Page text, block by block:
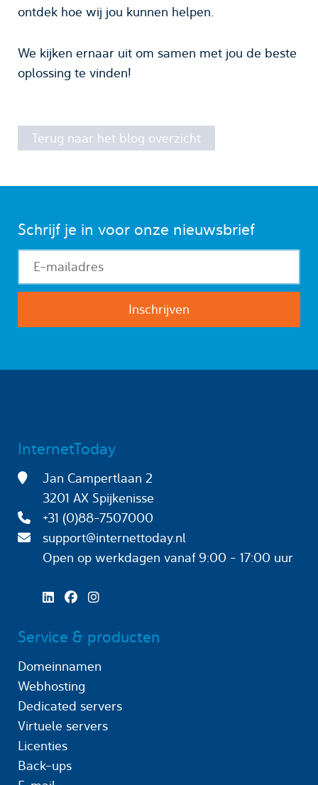
ontdek hoe wij jou kunnen helpen.
We kijken ernaar uit om samen met jou de beste
oplossing te vinden!
Terug naar het blog overzicht
Schrijf je in voor onze nieuwsbrief
InternetToday
Jan Campertlaan 2
3201 AX Spijkenisse
+31 (0)88-7507000
support@internettoday.nl
Open op werkdagen
vanaf 9:00 - 17:00 uur
Service & producten
Domeinnamen
Webhosting
Dedicated servers
Virtuele servers
Licenties
Back-ups